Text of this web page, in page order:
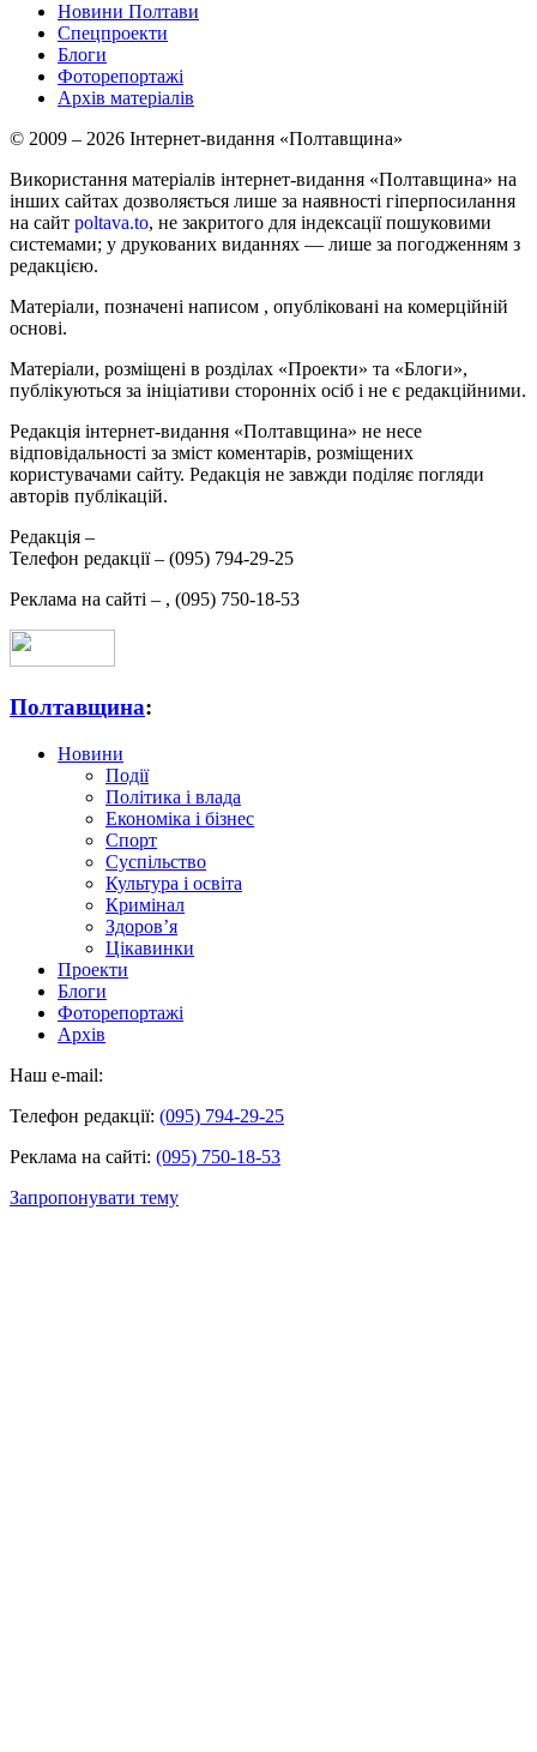
Новини Полтави
Спецпроекти
Блоги
Фоторепортажі
Архів матеріалів
© 2009 – 2026 Інтернет-видання «Полтавщина»
Використання матеріалів інтернет-видання «Полтавщина» на
інших сайтах дозволяється лише за наявності гіперпосилання
на сайт poltava.to, не закритого для індексації пошуковими
системами; у друкованих виданнях — лише за погодженням з
редакцією.
Матеріали, позначені написом , опубліковані на комерційній
основі.
Матеріали, розміщені в розділах «Проекти» та «Блоги»,
публікуються за ініціативи сторонніх осіб і не є редакційними.
Редакція інтернет-видання «Полтавщина» не несе
відповідальності за зміст коментарів, розміщених
користувачами сайту. Редакція не завжди поділяє погляди
авторів публікацій.
Редакція –
Телефон редакції – (095) 794-29-25
Реклама на сайті – , (095) 750-18-53
Полтавщина:
Новини
Події
Політика і влада
Економіка і бізнес
Спорт
Суспільство
Культура і освіта
Кримінал
Здоров’я
Цікавинки
Проекти
Блоги
Фоторепортажі
Архів
Наш e-mail:
Телефон редакції: (095) 794-29-25
Реклама на сайті: (095) 750-18-53
Запропонувати тему